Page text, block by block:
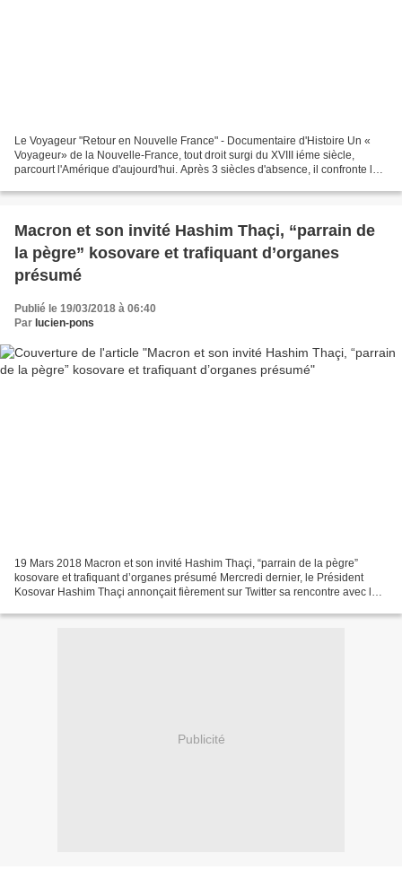
Le Voyageur "Retour en Nouvelle France" - Documentaire d'Histoire Un «
Voyageur» de la Nouvelle-France, tout droit surgi du XVIII iéme siècle,
parcourt l'Amérique d'aujourd'hui. Après 3 siècles d'absence, il confronte le
Macron et son invité Hashim Thaçi, “parrain de
la pègre” kosovare et trafiquant d’organes
présumé
Publié le 19/03/2018 à 06:40
Par lucien-pons
19 Mars 2018 Macron et son invité Hashim Thaçi, “parrain de la pègre”
kosovare et trafiquant d’organes présumé Mercredi dernier, le Président
Kosovar Hashim Thaçi annonçait fièrement sur Twitter sa rencontre avec le
Publicité